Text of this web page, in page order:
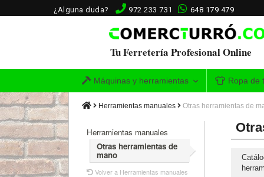
¿Alguna duda? 972 233 731 648 179 479
Tu Ferretería Profesional Online
Máquinas y herramientas Ropa de
Herramientas manuales Otras herramientas de
Herramientas manuales
Otras herramientas de
mano
Volver a Herramientas manuales